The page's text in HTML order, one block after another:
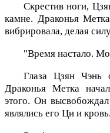
Скрестив ноги,
камне. Драконья
вибрировала, делая
"Время настало.
Глаза Цзян Чэнь
Драконья Метка
этого. Он
являлись его Ци и кровь.